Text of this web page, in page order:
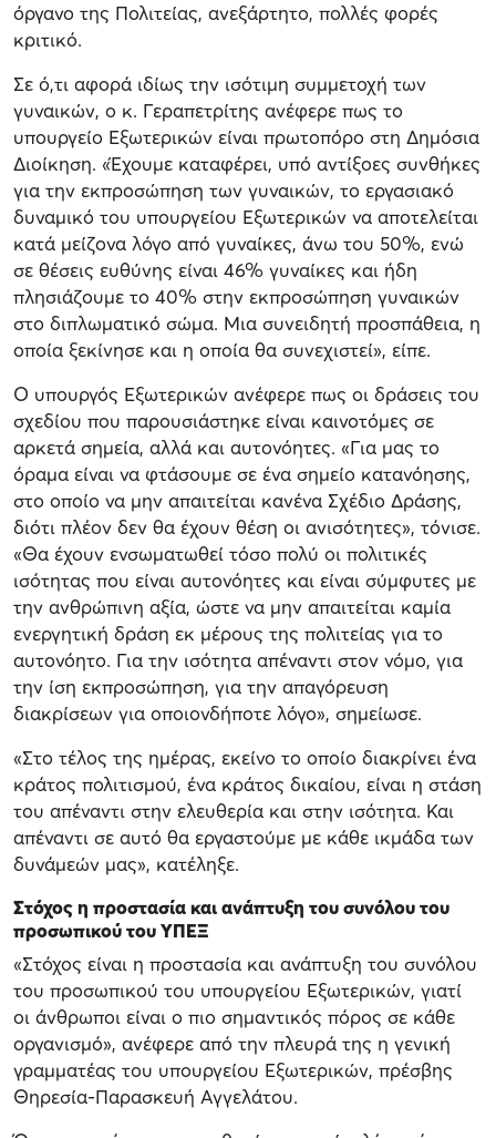
όργανο της Πολιτείας, ανεξάρτητο, πολλές φορές
κριτικό.
Σε ό,τι αφορά ιδίως την ισότιμη συμμετοχή των
γυναικών, ο κ. Γεραπετρίτης ανέφερε πως το
υπουργείο Εξωτερικών είναι πρωτοπόρο στη Δημόσια
Διοίκηση. «Έχουμε καταφέρει, υπό αντίξοες συνθήκες
για την εκπροσώπηση των γυναικών, το εργασιακό
δυναμικό του υπουργείου Εξωτερικών να αποτελείται
κατά μείζονα λόγο από γυναίκες, άνω του 50%, ενώ
σε θέσεις ευθύνης είναι 46% γυναίκες και ήδη
πλησιάζουμε το 40% στην εκπροσώπηση γυναικών
στο διπλωματικό σώμα. Μια συνειδητή προσπάθεια, η
οποία ξεκίνησε και η οποία θα συνεχιστεί», είπε.
Ο υπουργός Εξωτερικών ανέφερε πως οι δράσεις του
σχεδίου που παρουσιάστηκε είναι καινοτόμες σε
αρκετά σημεία, αλλά και αυτονόητες. «Για μας το
όραμα είναι να φτάσουμε σε ένα σημείο κατανόησης,
στο οποίο να μην απαιτείται κανένα Σχέδιο Δράσης,
διότι πλέον δεν θα έχουν θέση οι ανισότητες», τόνισε.
«Θα έχουν ενσωματωθεί τόσο πολύ οι πολιτικές
ισότητας που είναι αυτονόητες και είναι σύμφυτες με
την ανθρώπινη αξία, ώστε να μην απαιτείται καμία
ενεργητική δράση εκ μέρους της πολιτείας για το
αυτονόητο. Για την ισότητα απέναντι στον νόμο, για
την ίση εκπροσώπηση, για την απαγόρευση
διακρίσεων για οποιονδήποτε λόγο», σημείωσε.
«Στο τέλος της ημέρας, εκείνο το οποίο διακρίνει ένα
κράτος πολιτισμού, ένα κράτος δικαίου, είναι η στάση
του απέναντι στην ελευθερία και στην ισότητα. Και
απέναντι σε αυτό θα εργαστούμε με κάθε ικμάδα των
δυνάμεών μας», κατέληξε.
Στόχος η προστασία και ανάπτυξη του συνόλου του
προσωπικού του ΥΠΕΞ
«Στόχος είναι η προστασία και ανάπτυξη του συνόλου
του προσωπικού του υπουργείου Εξωτερικών, γιατί
οι άνθρωποι είναι ο πιο σημαντικός πόρος σε κάθε
οργανισμό», ανέφερε από την πλευρά της η γενική
γραμματέας του υπουργείου Εξωτερικών, πρέσβης
Θηρεσία-Παρασκευή Αγγελάτου.